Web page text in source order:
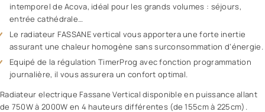
intemporel de Acova, idéal pour les grands volumes : séjours,
entrée cathédrale…
Le radiateur FASSANE vertical vous apportera une forte inertie
assurant une chaleur homogène sans surconsommation d’énergie.
Equipé de la régulation TimerProg avec fonction programmation
journalière, il vous assurera un confort optimal.
Radiateur electrique Fassane Vertical disponible en puissance allant
de 750W à 2000W en 4 hauteurs différentes (de 155cm à 225cm).